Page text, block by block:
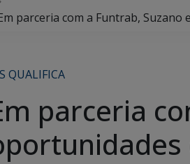
parceria com a Funtrab,
QUALIFICA
parceria